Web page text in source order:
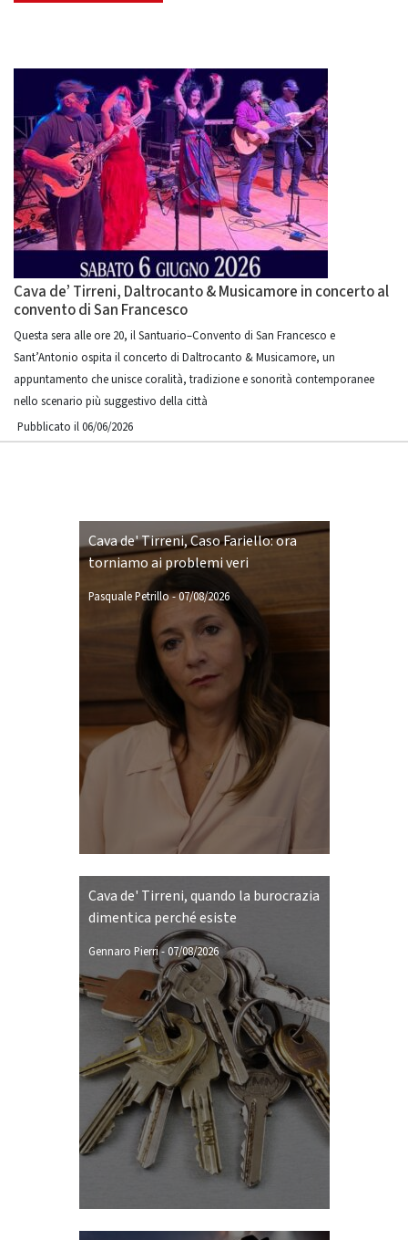
Cava de’ Tirreni, Daltrocanto & Musicamore in concerto al
convento di San Francesco
Questa sera alle ore 20, il Santuario–Convento di San Francesco e
Sant’Antonio ospita il concerto di Daltrocanto & Musicamore, un
appuntamento che unisce coralità, tradizione e sonorità contemporanee
nello scenario più suggestivo della città
Pubblicato il 06/06/2026
Cava de' Tirreni, Caso Fariello: ora
torniamo ai problemi veri
Pasquale Petrillo-07/08/2026
Cava de' Tirreni, quando la burocrazia
dimentica perché esiste
Gennaro Pierri- 07/08/2026